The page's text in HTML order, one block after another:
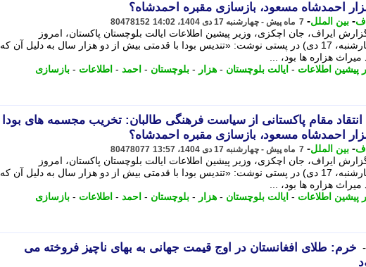
احمدشاه مسعود، بازسازی مقبره احمدشاه؟
- بین الملل- 7 ماه پیش - چهارشنبه 17 دی 1404، 14:02 80478152
ایراف، جان اچکزی، وزیر پیشین اطلاعات ایالت بلوچستان پاکستان، امروز
(چهارشنبه، 17 دی) در پستی نوشت: «تندیس بودا با قدمتی بیش از دو هزار سال به دلیل آن که
میراث هزاره ها بود، ...
پیشین اطلاعات - ایالت بلوچستان - هزار - بلوچستان - احمد - اطلاعات - بازسازی
انتقاد مقام پاکستانی از سیاست فرهنگی طالبان: تخریب مجسمه های بودا
احمدشاه مسعود، بازسازی مقبره احمدشاه؟
- بین الملل- 7 ماه پیش - چهارشنبه 17 دی 1404، 13:57 80478077
ایراف، جان اچکزی، وزیر پیشین اطلاعات ایالت بلوچستان پاکستان، امروز
(چهارشنبه، 17 دی) در پستی نوشت: «تندیس بودا با قدمتی بیش از دو هزار سال به دلیل آن که
میراث هزاره ها بود، ...
پیشین اطلاعات - ایالت بلوچستان - هزار - بلوچستان - احمد - اطلاعات - بازسازی
خرم: طلای افغانستان در اوج قیمت جهانی به بهای ناچیز فروخته می